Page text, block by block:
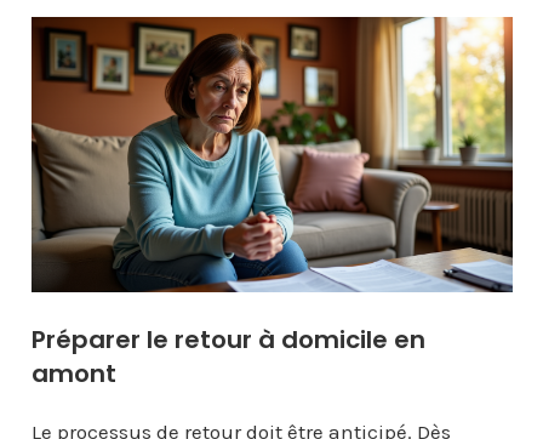
Préparer le retour à domicile en
amont
Le processus de retour doit être anticipé. Dès